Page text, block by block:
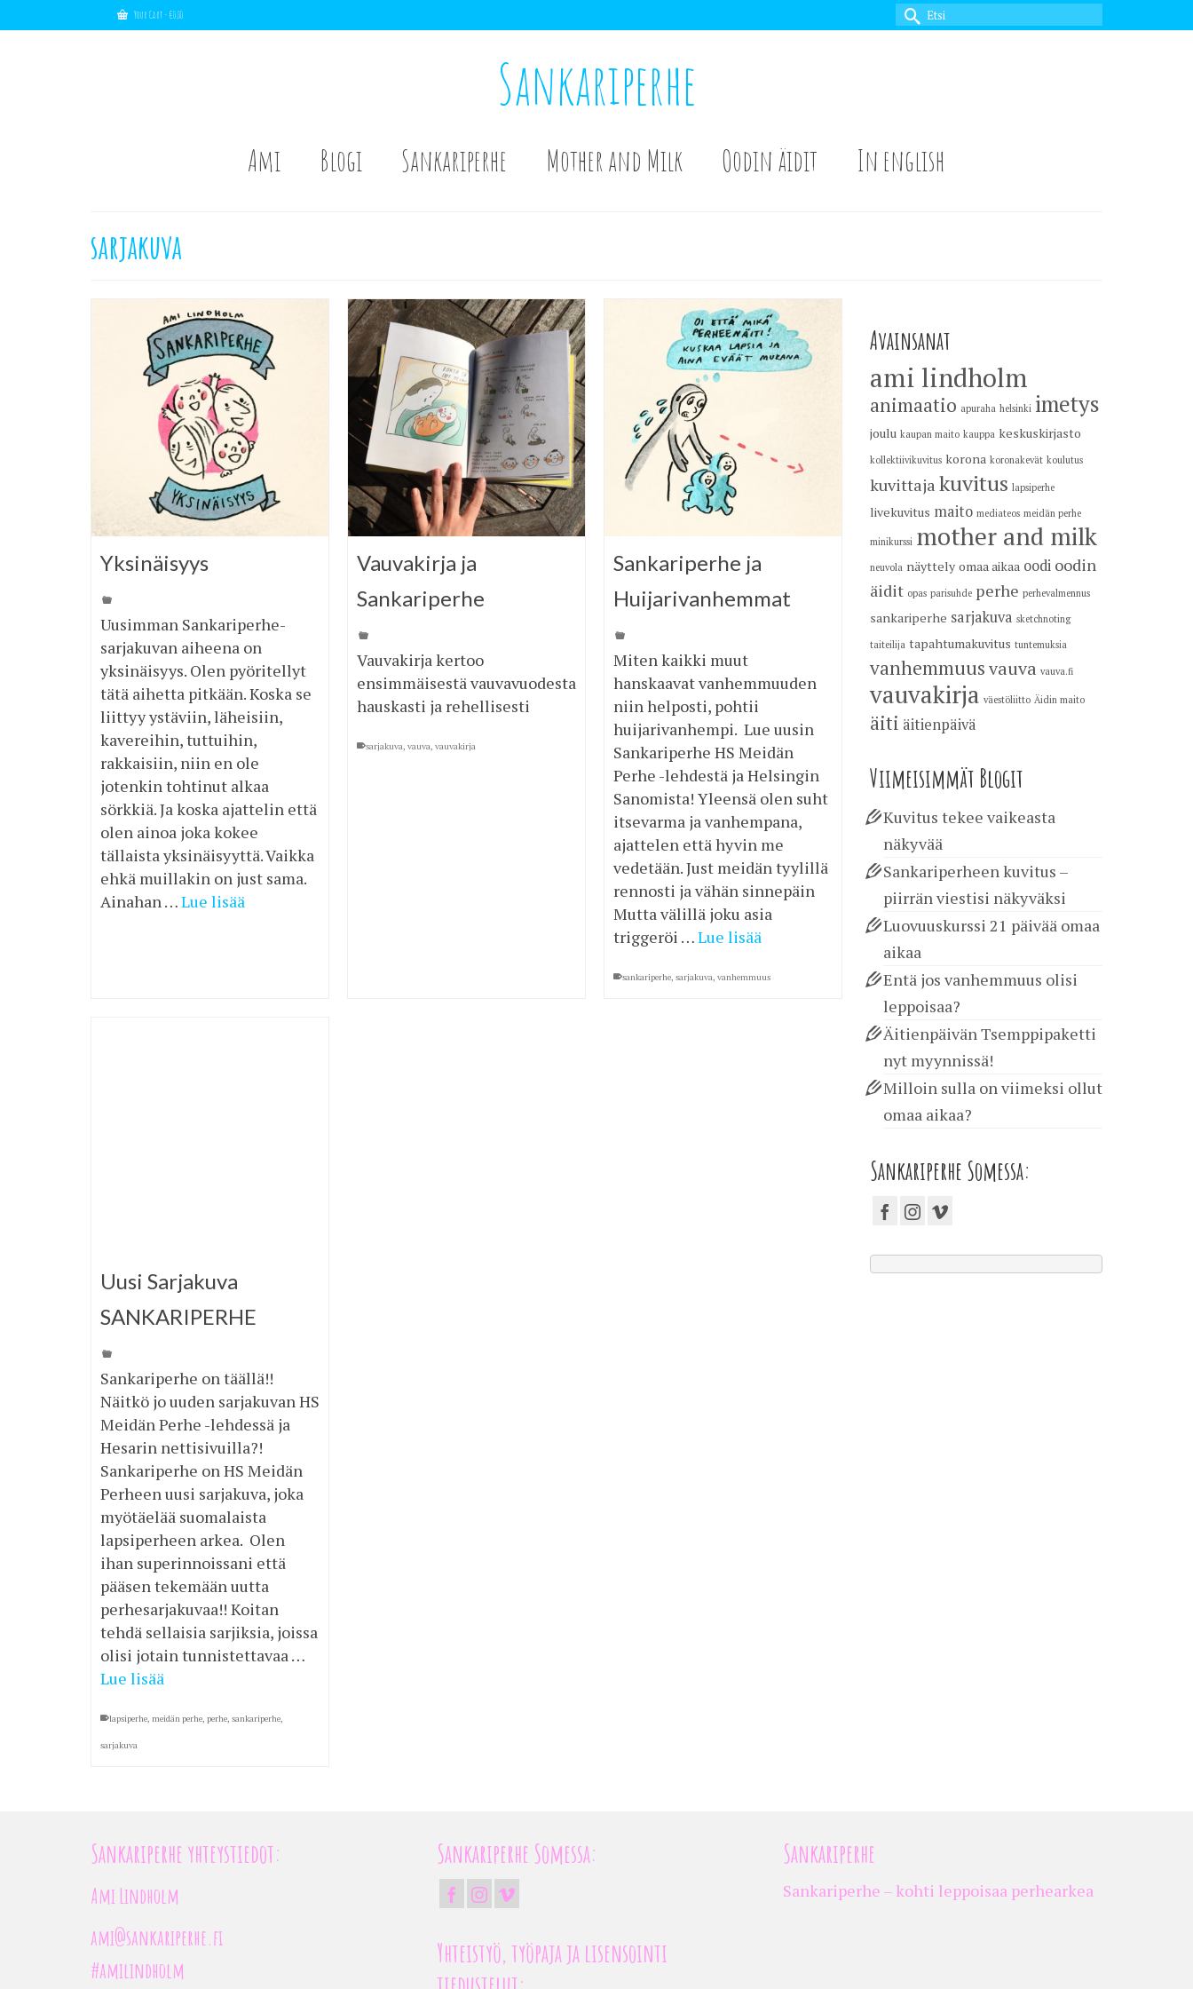
Your Cart-€0,00
Search
for:
Sankariperhe
Ami Blogi Sankariperhe Mother and Milk Oodin äidit In english
sarjakuva
Yksinäisyys
Uusimman Sankariperhe-
sarjakuvan aiheena on
yksinäisyys. Olen pyöritellyt
tätä aihetta pitkään. Koska se
liittyy ystäviin, läheisiin,
kavereihin, tuttuihin,
rakkaisiin, niin en ole
jotenkin tohtinut alkaa
sörkkiä. Ja koska ajattelin että
olen ainoa joka kokee
tällaista yksinäisyyttä. Vaikka
ehkä muillakin on just sama.
Ainahan …Lue lisää
Vauvakirja ja
Sankariperhe
Vauvakirja kertoo
ensimmäisestä vauvavuodesta
hauskasti ja rehellisesti
sarjakuva,vauva,vauvakirja
Sankariperhe ja
Huijarivanhemmat
Miten kaikki muut
hanskaavat vanhemmuuden
niin helposti, pohtii
huijarivanhempi. Lue uusin
Sankariperhe HS Meidän
Perhe -lehdestä ja Helsingin
Sanomista! Yleensä olen suht
itsevarma ja vanhempana,
ajattelen että hyvin me
vedetään. Just meidän tyylillä
rennosti ja vähän sinnepäin
Mutta välillä joku asia
triggeröi …Lue lisää
sankariperhe,sarjakuva,vanhemmuus
Uusi Sarjakuva
SANKARIPERHE
Sankariperhe on täällä!!
Näitkö jo uuden sarjakuvan HS
Meidän Perhe -lehdessä ja
Hesarin nettisivuilla?!
Sankariperhe on HS Meidän
Perheen uusi sarjakuva, joka
myötäelää suomalaista
lapsiperheen arkea. Olen
ihan superinnoissani että
pääsen tekemään uutta
perhesarjakuvaa!! Koitan
tehdä sellaisia sarjiksia, joissa
olisi jotain tunnistettavaa …
Lue lisää
lapsiperhe, meidän perhe, perhe, sankariperhe,
sarjakuva
Avainsanat
ami lindholm
animaatio apuraha helsinki imetys
joulu kaupan maito kauppa keskuskirjasto
kollektiivikuvitus korona koronakevät koulutus
kuvittaja kuvitus lapsiperhe
livekuvitus maito mediateos meidän perhe
minikurssi mother and milk
neuvola näyttely omaa aikaa oodi oodin
äidit opas parisuhde perhe perhevalmennus
sankariperhe sarjakuva sketchnoting
taiteilija tapahtumakuvitus tuntemuksia
vanhemmuusvauva vauva.fi
vauvakirja väestöliitto Äidin maito
äiti äitienpäivä
Viimeisimmät Blogit
Kuvitus tekee vaikeasta
näkyvää
Sankariperheen kuvitus –
piirrän viestisi näkyväksi
Luovuuskurssi 21 päivää omaa
aikaa
Entä jos vanhemmuus olisi
leppoisaa?
Äitienpäivän Tsemppipaketti
nyt myynnissä!
Milloin sulla on viimeksi ollut
omaa aikaa?
Sankariperhe Somessa:
Sankariperhe yhteystiedot:
Ami Lindholm
ami@sankariperhe.fi
#amilindholm
Sankariperhe Somessa:
Yhteistyö, työpaja ja lisensointi
Sankariperhe
Sankariperhe – kohti leppoisaa perhearkea